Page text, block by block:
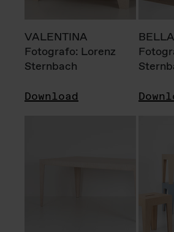
VALENTINA
Fotografo: Lorenz
Sternbach
Download